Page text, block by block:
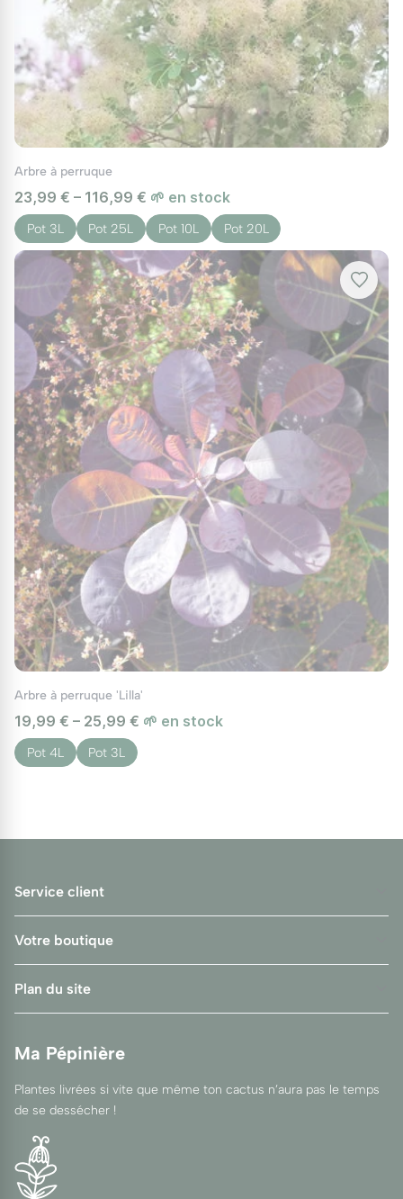
Arbre à perruque
23,99 € – 116,99 € 🌱 en stock
Pot 3L Pot 25L Pot 10L Pot 20L
Arbre à perruque 'Lilla'
19,99 € – 25,99 € 🌱 en stock
Pot 4L Pot 3L
Service client
Votre boutique
Plan du site
Ma Pépinière
Plantes livrées si vite que même ton cactus n’aura pas le temps
de se dessécher !